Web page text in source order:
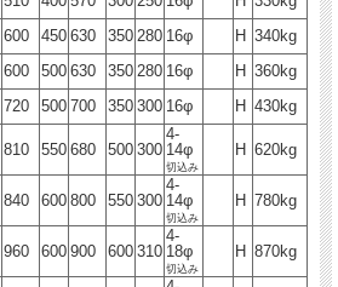
600 450 630 350 280 16φ H 340kg
600 500 630 350 280 16φ H 360kg
720 500 700 350 300 16φ H 430kg
810 550 680 500 300
4-
14φ
切込み
H 620kg
840 600 800 550 300
4-
14φ
切込み
H 780kg
960 600 900 600 310
4-
18φ
切込み
H 870kg